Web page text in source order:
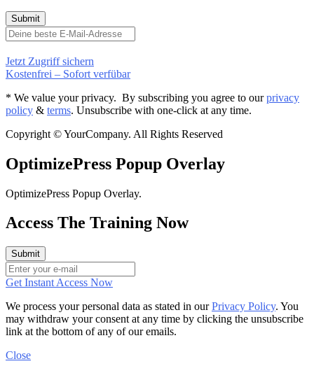
Jetzt Zugriff sichern
Kostenfrei – Sofort verfübar
* We value your privacy. By subscribing you agree to ourprivacy
policy & terms. Unsubscribe with one-click at any time.
Copyright © YourCompany. All Rights Reserved
OptimizePress Popup Overlay
OptimizePress Popup Overlay.
Access The Training Now
Get Instant Access Now
We process your personal data as stated in ourPrivacy Policy. You
may withdraw your consent at any time by clicking the unsubscribe
link at the bottom of any of our emails.
Close